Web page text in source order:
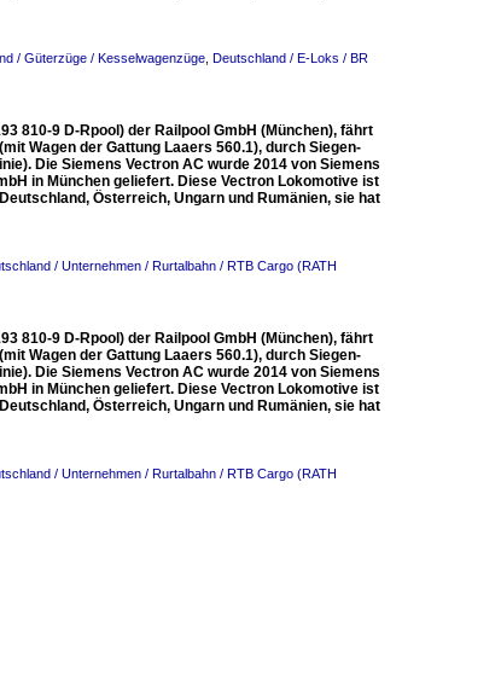
/ Güterzüge / Kesselwagenzüge Deutschland / E-Loks / BR
810-9 D-Rpool) der Railpool GmbH (München), fährt
Wagen der Gattung Laaers 560.1), durch Siegen-
Die Siemens Vectron AC wurde 2014 von Siemens
in München geliefert. Diese Vectron Lokomotive ist
Österreich, Ungarn und Rumänien, sie hat
/ Unternehmen / Rurtalbahn / RTB Cargo (RATH
810-9 D-Rpool) der Railpool GmbH (München), fährt
Wagen der Gattung Laaers 560.1), durch Siegen-
Die Siemens Vectron AC wurde 2014 von Siemens
in München geliefert. Diese Vectron Lokomotive ist
Österreich, Ungarn und Rumänien, sie hat
/ Unternehmen / Rurtalbahn / RTB Cargo (RATH